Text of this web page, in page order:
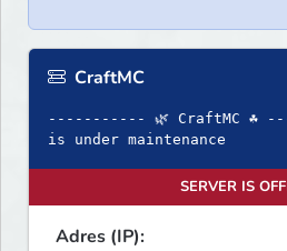
CraftMC
----------- 🌿 CraftMC ☘
is under maintenance
SERVER IS
Adres (IP):